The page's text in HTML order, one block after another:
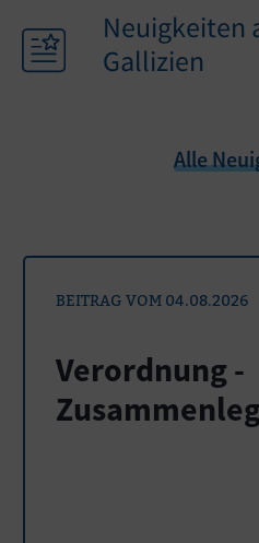
Neuigkeiten
Gallizien
Alle
BEITRAG VOM 04.08.2026
Verordnung -